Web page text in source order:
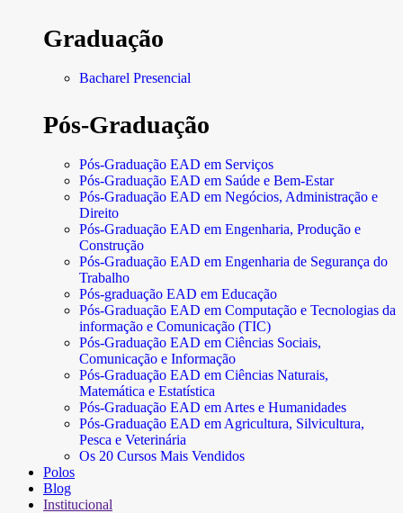
Graduação
Bacharel Presencial
Pós-Graduação
Pós-Graduação EAD em Serviços
Pós-Graduação EAD em Saúde e Bem-Estar
Pós-Graduação EAD em Negócios, Administração e
Direito
Pós-Graduação EAD em Engenharia, Produção e
Construção
Pós-Graduação EAD em Engenharia de Segurança do
Trabalho
Pós-graduação EAD em Educação
Pós-Graduação EAD em Computação e Tecnologias da
informação e Comunicação (TIC)
Pós-Graduação EAD em Ciências Sociais,
Comunicação e Informação
Pós-Graduação EAD em Ciências Naturais,
Matemática e Estatística
Pós-Graduação EAD em Artes e Humanidades
Pós-Graduação EAD em Agricultura, Silvicultura,
Pesca e Veterinária
Os 20 Cursos Mais Vendidos
Polos
Blog
Institucional